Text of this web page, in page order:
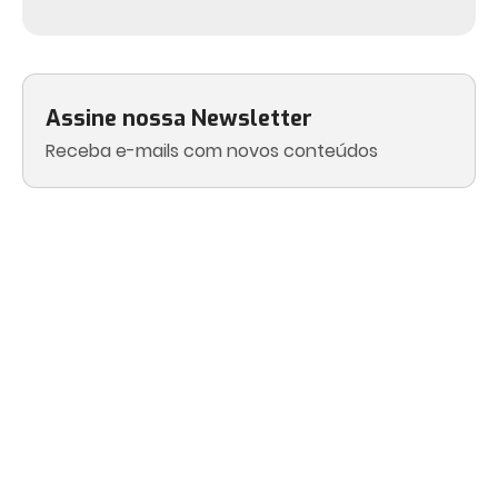
Assine nossa Newsletter
Receba e-mails com novos conteúdos